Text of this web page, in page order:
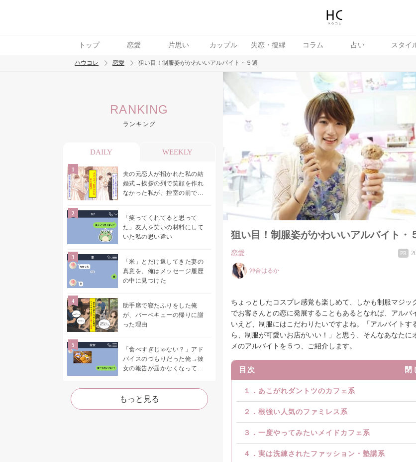
トップ 恋愛 片思い カップル 失恋・復縁 コラム 占い スタイ
トレンド ワード
ハウコレ 恋愛 狙い目！制服姿がかわいいアルバイト・５選
RANKING
ランキング
DAILY WEEKLY
夫の元恋人が招かれた私の結
婚式→挨拶の列で笑顔を作れ
なかった私が、控室の前で彼
「笑ってくれてると思って
た」友人を笑いの材料にして
いた私の思い違い
「米」とだけ返してきた妻の
真意を、俺はメッセージ履歴
の中に見つけた
助手席で寝たふりをした俺
が、バーベキューの帰りに謝
った理由
「食べすぎじゃない？」アド
バイスのつもりだった俺→彼
女の報告が届かなくなって、
た
もっと見る
狙い目！制服姿がかわいいアルバイト・
恋愛 PR
沖合はるか
ちょっとしたコスプレ感覚も楽しめて、しかも制服マジッ
でお客さんとの恋に発展することもあるとなれば、アルバ
いえど、制服にはこだわりたいですよね。「アルバイトす
ら、制服が可愛いお店がいい！」と思う、そんなあなたに
メのアルバイトを５つ、ご紹介します。
目次 閉
１．あこがれダントツのカフェ系
２．根強い人気のファミレス系
３．一度やってみたいメイドカフェ系
４．実は洗練されたファッション・塾講系